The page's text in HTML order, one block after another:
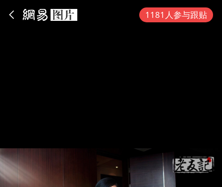
1181人参与跟贴